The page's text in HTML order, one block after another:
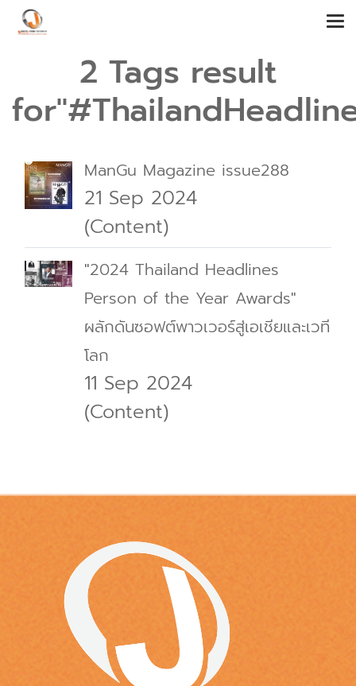
2 Tags result
ManGu Magazine issue288
21 Sep 2024
(Content)
"2024 Thailand Headlines
Person of the Year Awards"
ผลักดันซอฟต์พาวเวอร์สู่เอเชียและเวที
โลก
11 Sep 2024
(Content)